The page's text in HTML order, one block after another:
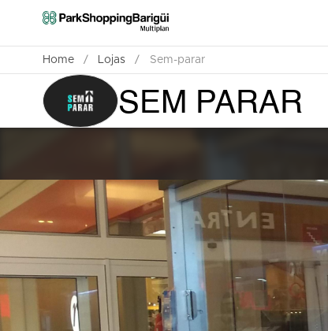
Home / Lojas / Sem-parar
SEM PARAR